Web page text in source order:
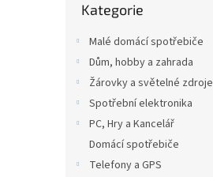
kategorie
Kategorie
Malé domácí spotřebiče
Dům, hobby a zahrada
Žárovky a světelné zdroje
Spotřební elektronika
PC, Hry a Kancelář
Domácí spotřebiče
Telefony a GPS